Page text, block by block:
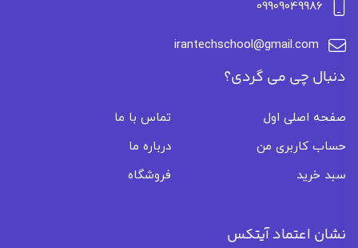
09909049986
irantechschool@gmail.com
دنبال چی می گردی؟
صفحه اصلی اول
تماس با ما
حساب کاربری من
درباره ما
سبد خرید
فروشگاه
نشان اعتماد آیتکس